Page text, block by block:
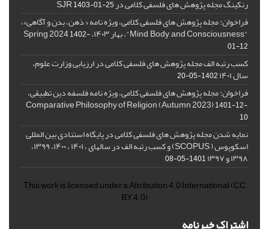
رنکینگ مجله پژوهش های فلسفی کلامی در SJR1403-01-25
فراخوان: مجله پژوهش های فلسفی کلامی، ویژه نامه « ذهن، بدن و آگاهی»،
"Mind, Body, and Consciousness"، بهار ۱۴۰۳، Spring 2024
1402-
01-12
کسب رتبه الف مجله پژوهش های فلسفی کلامی در ارزیابی وزارت علوم،
سال ۱۴۰۱ 1402-05-20
فراخوان: مجله پژوهش های فلسفی کلامی، ویژه نامه فلسفه دین تطبیقی،
,Comparative Philosophy of Religion (Autumn 2023)
1401-12-
10
نمایه شدن مجله پژوهش های فلسفی کلامی در پایگاه استنادی بین المللی
اسکوپوس ( SCOPUS) و کسب رتبه الف در سالهای ، ۱۴۰۱ ، ۱۴۰۰، ۱۳۹۹،
۱۳۹۸ و ۱۳۹۷ 1401-05-08
This work is licensed under aAttribution 4.0 International(CC
BY 4.0)